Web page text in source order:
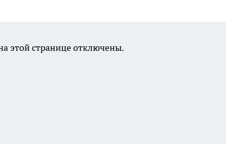
этой странице отключены.